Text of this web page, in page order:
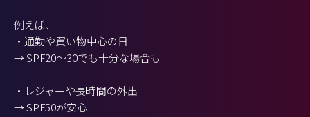
例えば、
・通勤や買い物中心の日
→ SPF20〜30でも十分な場合も
・レジャーや長時間の外出
→ SPF50が安心